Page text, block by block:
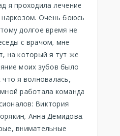
я проходила лечение
наркозом. Очень боюсь
долгое время не
с врачом, мне
на который я тут же
моих зубов было
я волновалась,
работала команда
Виктория
Анна Демидова.
внимательные